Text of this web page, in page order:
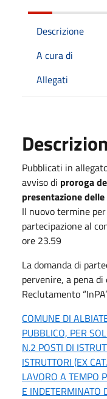
Descrizione
A cura di
Allegati
Pubblicati in
avviso di proroga
presentazione
Il nuovo termine
partecipazione al
ore 23.59
La domanda di
pervenire, a pena
Reclutamento
COMUNE DI
PUBBLICO, PER
N.2 POSTI DI
ISTRUTTORI (EX
LAVORO A TEMPO
E INDETERMINATO